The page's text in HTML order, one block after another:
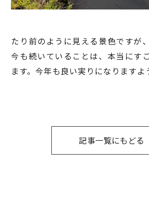
たり前のように見える景色ですが
今も続いていることは、本当にす
ます。今年も良い実りになりますよ
記事一覧にもどる